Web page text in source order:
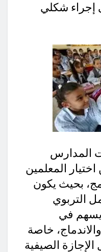
إجراء شكلي
المدارس
المعلمين
بحيث يكون
التربوي
يسهم في
خاصة
الصيفية